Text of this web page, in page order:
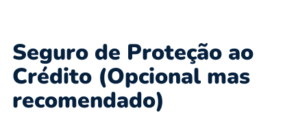
Seguro de Proteção ao
Crédito (Opcional mas
recomendado)